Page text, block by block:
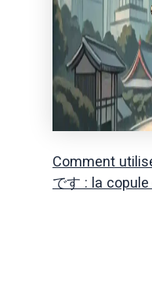
Comment
です : la